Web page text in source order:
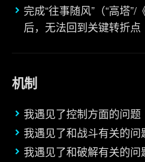
完成“往事随风”（“高塔”/
后，无法回到关键转折点
机制
我遇见了控制方面的问题
我遇见了和战斗有关的问
我遇见了和破解有关的问